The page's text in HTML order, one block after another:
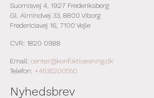
Suomisvej 4, 1927 Frederiksberg
Gl. Almindvej 33, 8800 Viborg
Fredericiavej 16, 7100 Vejle
CVR: 1820 0988
Email: center@konfliktloesning.dk
Telefon: +4535200550
Nyhedsbrev